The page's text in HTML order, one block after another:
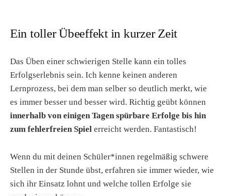
Ein toller Übeeffekt in kurzer Zeit
Das Üben einer schwierigen Stelle kann ein tolles
Erfolgserlebnis sein. Ich kenne keinen anderen
Lernprozess, bei dem man selber so deutlich merkt, wie
es immer besser und besser wird. Richtig geübt können
innerhalb von einigen Tagen spürbare Erfolge bis hin
zum fehlerfreien Spiel erreicht werden. Fantastisch!
Wenn du mit deinen Schüler*innen regelmäßig schwere
Stellen in der Stunde übst, erfahren sie immer wieder, wie
sich ihr Einsatz lohnt und welche tollen Erfolge sie